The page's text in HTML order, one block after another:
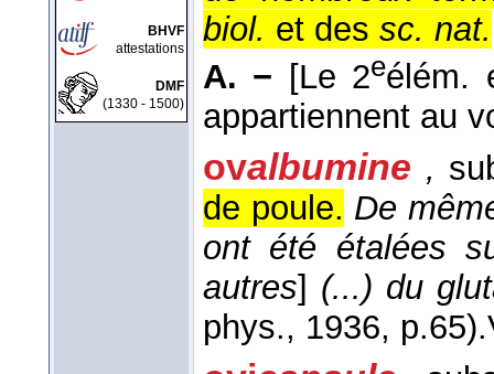
BHVF
attestations
DMF
(1330 - 1500)
biol. et des sc. nat.
A. − [Le 2eélém.
appartiennent au
ovalbumine ,
de poule. De
ont été étalées
autres] (...) du
phys., 1936, p.65).